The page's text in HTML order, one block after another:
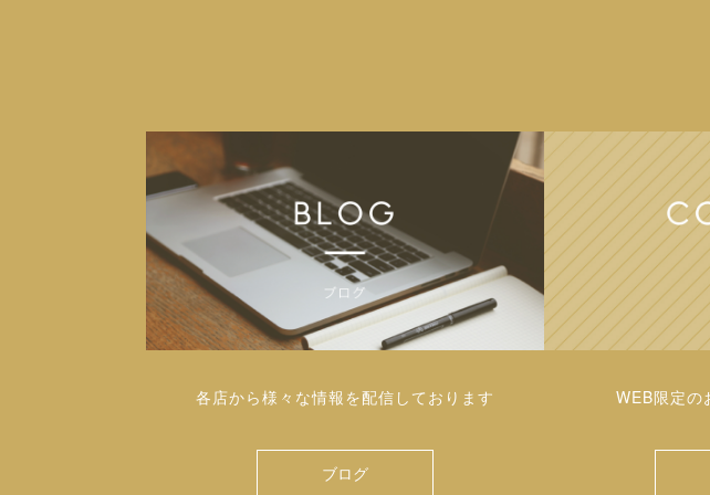
各店から様々な情報を配信しております
ブログ
WEB限定の